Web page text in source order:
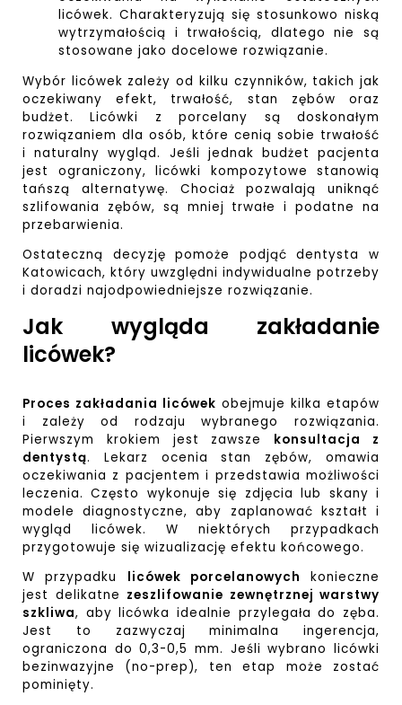
licówek. Charakteryzują się stosunkowo niską
wytrzymałością i trwałością, dlatego nie są
stosowane jako docelowe rozwiązanie.
Wybór licówek zależy od kilku czynników, takich jak
oczekiwany efekt, trwałość, stan zębów oraz
budżet. Licówki z porcelany są doskonałym
rozwiązaniem dla osób, które cenią sobie trwałość
i naturalny wygląd. Jeśli jednak budżet pacjenta
jest ograniczony, licówki kompozytowe stanowią
tańszą alternatywę. Chociaż pozwalają uniknąć
szlifowania zębów, są mniej trwałe i podatne na
przebarwienia.
Ostateczną decyzję pomoże podjąćdentysta w
Katowicach, który uwzględni indywidualne potrzeby
i doradzi najodpowiedniejsze rozwiązanie.
Jak wygląda zakładanie
licówek?
Proces zakładania licówek obejmuje kilka etapów
i zależy od rodzaju wybranego rozwiązania.
Pierwszym krokiem jest zawsze konsultacja z
dentystą. Lekarz ocenia stan zębów, omawia
oczekiwania z pacjentem i przedstawia możliwości
leczenia. Często wykonuje się zdjęcia lub skany i
modele diagnostyczne, aby zaplanować kształt i
wygląd licówek. W niektórych przypadkach
przygotowuje się wizualizację efektu końcowego.
W przypadku licówek porcelanowych konieczne
jest delikatne zeszlifowanie zewnętrznej warstwy
szkliwa, aby licówka idealnie przylegała do zęba.
Jest to zazwyczaj minimalna ingerencja,
ograniczona do 0,3-0,5 mm. Jeśli wybrano licówki
bezinwazyjne (no-prep), ten etap może zostać
pominięty.